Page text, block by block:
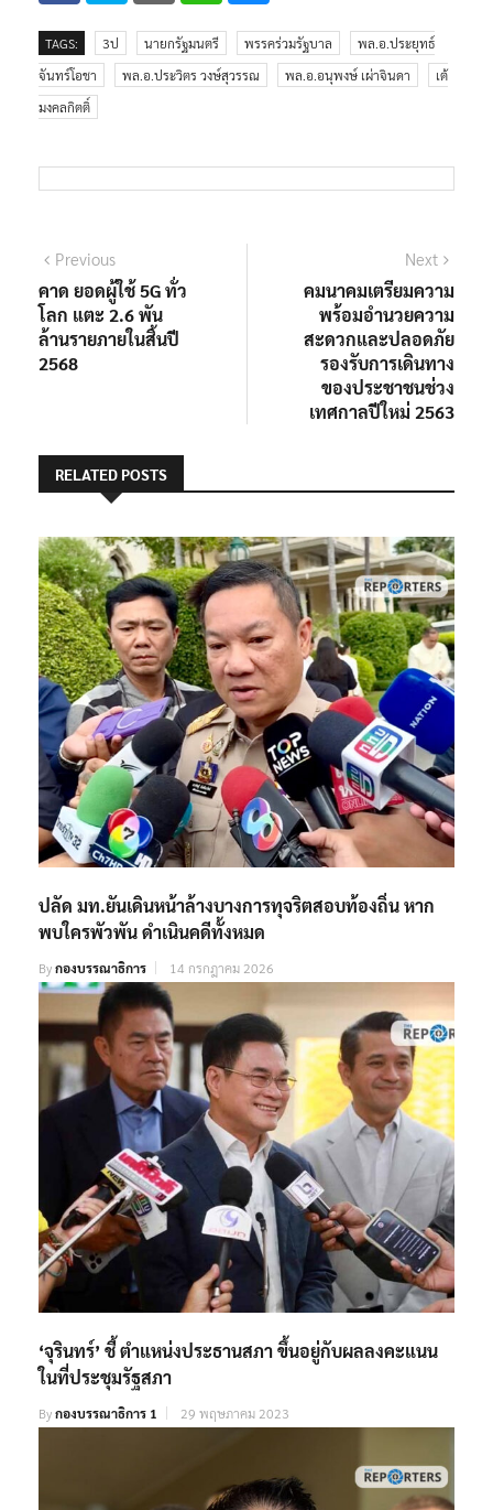
TAGS: 3ป นายกรัฐมนตรี พรรคร่วมรัฐบาล
พล.อ.ประยุทธ์
จันทร์โอชา
พล.อ.ประวิตร วงษ์สุวรรณ พล.อ.อนุพงษ์ เผ่าจินดา
เต้
มงคลกิตติ์
Previous
คาด ยอดผู้ใช้ 5G ทั่ว
โลก แตะ 2.6 พัน
ล้านรายภายในสิ้นปี
2568
Next
คมนาคมเตรียมความ
พร้อมอำนวยความ
สะดวกและปลอดภัย
รองรับการเดินทาง
ของประชาชนช่วง
เทศกาลปีใหม่ 2563
RELATED POSTS
ปลัด มท.ยันเดินหน้าล้างบางการทุจริตสอบท้องถิ่น หาก
พบใครพัวพัน ดำเนินคดีทั้งหมด
Byกองบรรณาธิการ 14 กรกฎาคม 2026
‘จุรินทร์’ ชี้ ตำแหน่งประธานสภา ขึ้นอยู่กับผลลงคะแนน
ในที่ประชุมรัฐสภา
Byกองบรรณาธิการ 1 29 พฤษภาคม 2023